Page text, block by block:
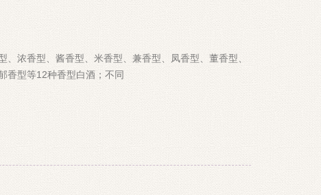
浓香型、酱香型、米香型、兼香型、凤香型、董香型、
香型等12种香型白酒；不同